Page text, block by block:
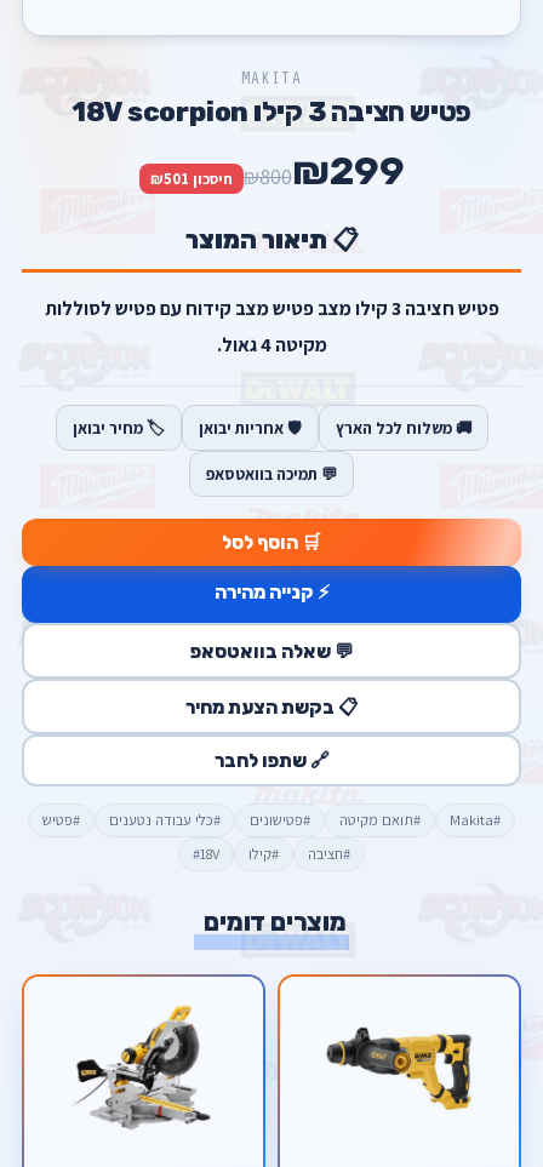
MAKITA
פטיש חציבה 3 קילו 18V scorpion
₪299
₪800 חיסכון ₪501
📋 תיאור המוצר
פטיש חציבה 3 קילו מצב פטיש מצב קידוח עם פטיש לסוללות
מקיטה 4 גאול.
🚚 משלוח לכל הארץ 🛡️ אחריות יבואן 🏷️ מחיר יבואן
💬 תמיכה בוואטסאפ
🛒 הוסף לסל
⚡ קנייה מהירה
💬 שאלה בוואטסאפ
📋 בקשת הצעת מחיר
🔗 שתפו לחבר
#Makita #תואם מקיטה #פטישונים #כלי עבודה נטענים
#פטיש
#חציבה
#קילו #18V
מוצרים דומים